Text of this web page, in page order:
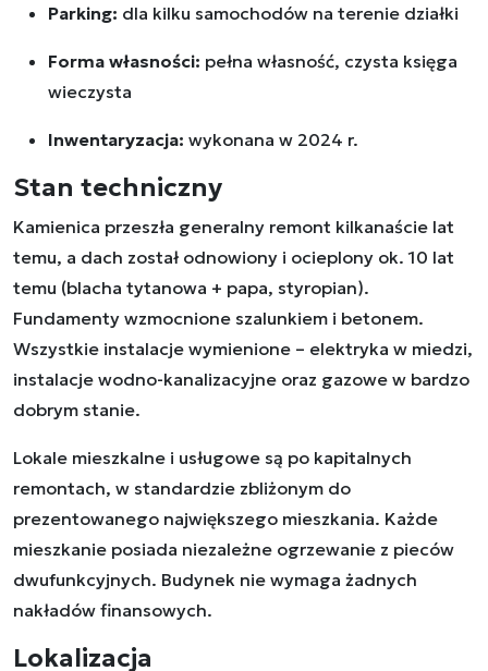
Parking: dla kilku samochodów na terenie działki
Forma własności: pełna własność, czysta księga
wieczysta
Inwentaryzacja: wykonana w 2024 r.
Stan techniczny
Kamienica przeszła generalny remont kilkanaście lat
temu, a dach został odnowiony i ocieplony ok. 10 lat
temu (blacha tytanowa + papa, styropian).
Fundamenty wzmocnione szalunkiem i betonem.
Wszystkie instalacje wymienione – elektryka w miedzi,
instalacje wodno-kanalizacyjne oraz gazowe w bardzo
dobrym stanie.
Lokale mieszkalne i usługowe są po kapitalnych
remontach, w standardzie zbliżonym do
prezentowanego największego mieszkania. Każde
mieszkanie posiada niezależne ogrzewanie z pieców
dwufunkcyjnych. Budynek nie wymaga żadnych
nakładów finansowych.
Lokalizacja